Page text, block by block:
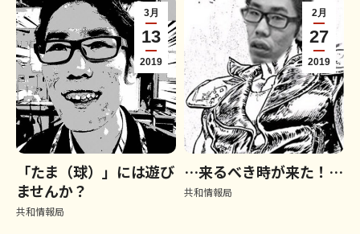
3月
13
2019
「たま（球）」には遊び
ませんか？
共和情報局
2月
27
2019
…来るべき時が来た！…
共和情報局